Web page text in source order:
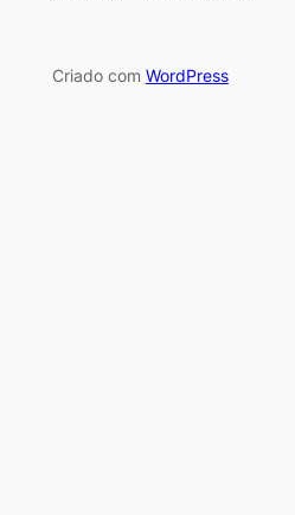
Criado com WordPress